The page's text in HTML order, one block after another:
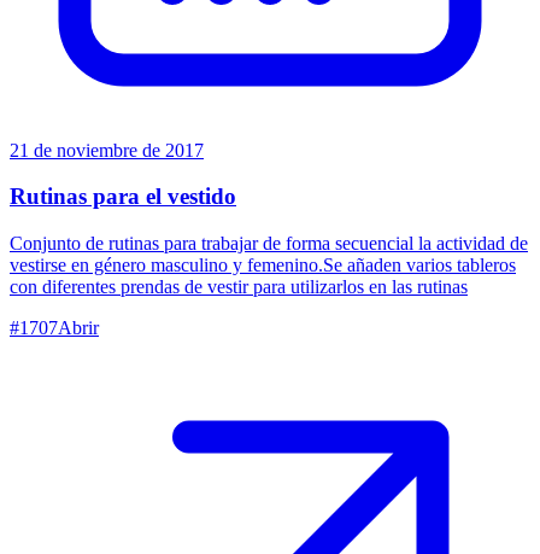
21 de noviembre de 2017
Rutinas para el vestido
Conjunto de rutinas para trabajar de forma secuencial la actividad de
vestirse en género masculino y femenino.Se añaden varios tableros
con diferentes prendas de vestir para utilizarlos en las rutinas
#1707Abrir